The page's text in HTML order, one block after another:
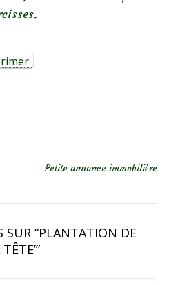
Petite annonce immobilière
SUR “PLANTATION DE
”